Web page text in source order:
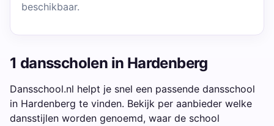
beschikbaar.
1 dansscholen in Hardenberg
Dansschool.nl helpt je snel een passende dansschool
in Hardenberg te vinden. Bekijk per aanbieder welke
dansstijlen worden genoemd, waar de school